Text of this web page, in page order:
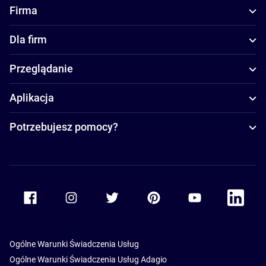
Firma
Dla firm
Przeglądanie
Aplikacja
Potrzebujesz pomocy?
Accor Facebook Accor TwitterAccor PinterestAccor Youtube
Accor
Ogólne Warunki Świadczenia Usług
Ogólne Warunki Świadczenia Usług Adagio